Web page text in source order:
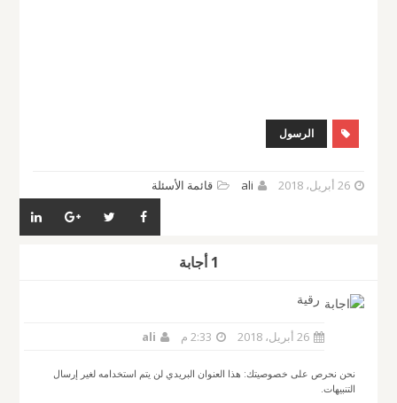
الرسول
26 أبريل، 2018 ali قائمة الأسئلة
1 أجابة
رقية
26 أبريل، 2018 2:33 م ali
نحن نحرص على خصوصيتك: هذا العنوان البريدي لن يتم استخدامه لغير إرسال
التنبيهات.